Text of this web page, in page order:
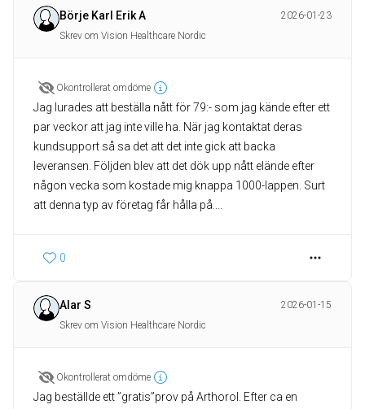
Börje Karl Erik A
2026-01-23
Skrev om Vision Healthcare Nordic
Okontrollerat omdöme
Jag lurades att beställa nått för 79:- som jag kände efter ett
par veckor att jag inte ville ha. När jag kontaktat deras
kundsupport så sa det att det inte gick att backa
leveransen. Följden blev att det dök upp nått elände efter
någon vecka som kostade mig knappa 1000-lappen. Surt
att denna typ av företag får hålla på....
0
Alar S
2026-01-15
Skrev om Vision Healthcare Nordic
Okontrollerat omdöme
Jag beställde ett ”gratis”prov på Arthorol. Efter ca en